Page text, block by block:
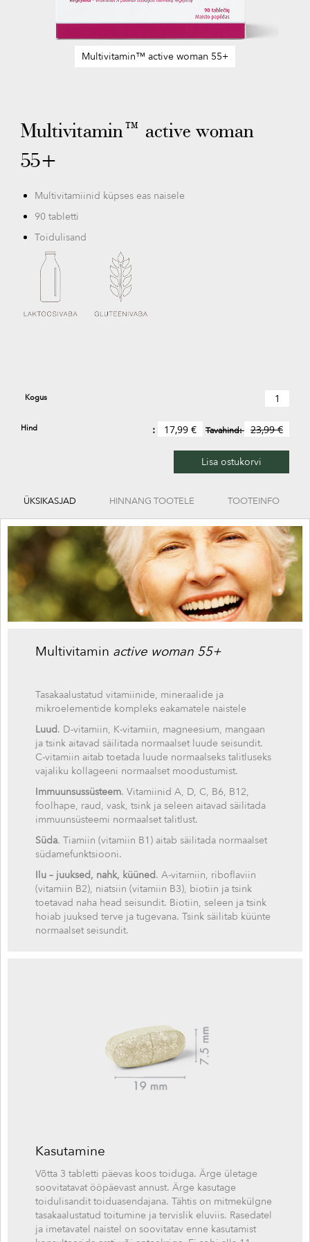
Multivitamin™ active woman 55+
of
images
gallery
Multivitamin™ active woman
55+
Multivitamiinid küpses eas naisele
90 tabletti
Toidulisand
Kogus
Hind 17,99 € Tavahind: 23,99 €
Lisa ostukorvi
ÜKSIKASJAD HINNANG TOOTELE TOOTEINFO
Multivitamin active woman 55+
Tasakaalustatud vitamiinide, mineraalide ja
mikroelementide kompleks eakamatele naistele
Luud. D-vitamiin, K-vitamiin, magneesium, mangaan
ja tsink aitavad säilitada normaalset luude seisundit.
C-vitamiin aitab toetada luude normaalseks talitluseks
vajaliku kollageeni normaalset moodustumist.
Immuunsussüsteem. Vitamiinid A, D, C, B6, B12,
foolhape, raud, vask, tsink ja seleen aitavad säilitada
immuunsüsteemi normaalset talitlust.
Süda. Tiamiin (vitamiin B1) aitab säilitada normaalset
südamefunktsiooni.
Ilu – juuksed, nahk, küüned. A-vitamiin, riboflaviin
(vitamiin B2), niatsiin (vitamiin B3), biotiin ja tsink
toetavad naha head seisundit. Biotiin, seleen ja tsink
hoiab juuksed terve ja tugevana. Tsink säilitab küünte
normaalset seisundit.
Kasutamine
Võtta 3 tabletti päevas koos toiduga. Ärge ületage
soovitatavat ööpäevast annust. Ärge kasutage
toidulisandit toiduasendajana. Tähtis on mitmekülgne
tasakaalustatud toitumine ja tervislik eluviis. Rasedatel
ja imetavatel naistel on soovitatav enne kasutamist